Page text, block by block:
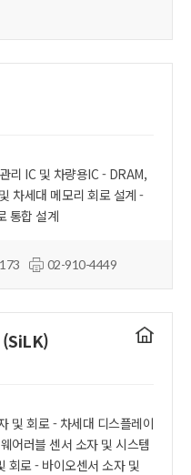
리 IC 및 차량용IC - DRAM,
차세대 메모리 회로 설계 -
통합 설계
02-910-4449
(SiLK)
연구실
및 회로 - 차세대 디스플레이
어러블 센서 소자 및 시스템
회로 - 바이오센서 소자 및